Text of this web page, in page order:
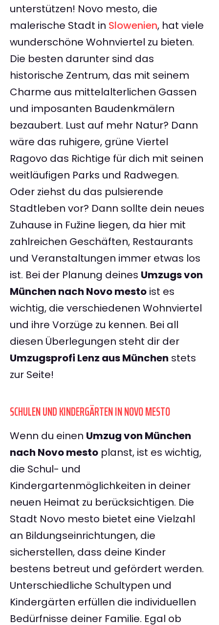
unterstützen! Novo mesto, die
malerische Stadt in Slowenien, hat viele
wunderschöne Wohnviertel zu bieten.
Die besten darunter sind das
historische Zentrum, das mit seinem
Charme aus mittelalterlichen Gassen
und imposanten Baudenkmälern
bezaubert. Lust auf mehr Natur? Dann
wäre das ruhigere, grüne Viertel
Ragovo das Richtige für dich mit seinen
weitläufigen Parks und Radwegen.
Oder ziehst du das pulsierende
Stadtleben vor? Dann sollte dein neues
Zuhause in Fužine liegen, da hier mit
zahlreichen Geschäften, Restaurants
und Veranstaltungen immer etwas los
ist. Bei der Planung deines Umzugs von
München nach Novo mesto ist es
wichtig, die verschiedenen Wohnviertel
und ihre Vorzüge zu kennen. Bei all
diesen Überlegungen steht dir der
Umzugsprofi Lenz aus München stets
zur Seite!
SCHULEN UND KINDERGÄRTEN IN NOVO MESTO
Wenn du einen Umzug von München
nach Novo mesto planst, ist es wichtig,
die Schul- und
Kindergartenmöglichkeiten in deiner
neuen Heimat zu berücksichtigen. Die
Stadt Novo mesto bietet eine Vielzahl
an Bildungseinrichtungen, die
sicherstellen, dass deine Kinder
bestens betreut und gefördert werden.
Unterschiedliche Schultypen und
Kindergärten erfüllen die individuellen
Bedürfnisse deiner Familie. Egal ob